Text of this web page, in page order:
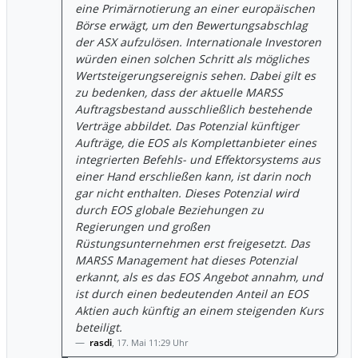
Effektorsystems aus einer Hand
erschließen kann, ist darin noch gar
nicht enthalten. Dieses Potenzial wird
durch EOS globale Beziehungen zu
Regierungen und großen
Rüstungsunternehmen erst freigesetzt.
Das MARSS Management hat dieses
Potenzial erkannt, als es das EOS
Angebot annahm, und ist durch einen
bedeutenden Anteil an EOS Aktien auch
künftig an einem steigenden Kurs
beteiligt.
eine Primärnotierung an einer europäischen
Börse erwägt, um den Bewertungsabschlag
der ASX aufzulösen. Internationale Investoren
würden einen solchen Schritt als mögliches
Wertsteigerungsereignis sehen. Dabei gilt es
zu bedenken, dass der aktuelle MARSS
Auftragsbestand ausschließlich bestehende
Verträge abbildet. Das Potenzial künftiger
Aufträge, die EOS als Komplettanbieter eines
integrierten Befehls- und Effektorsystems aus
einer Hand erschließen kann, ist darin noch
gar nicht enthalten. Dieses Potenzial wird
durch EOS globale Beziehungen zu
Regierungen und großen
Rüstungsunternehmen erst freigesetzt. Das
MARSS Management hat dieses Potenzial
erkannt, als es das EOS Angebot annahm, und
ist durch einen bedeutenden Anteil an EOS
Aktien auch künftig an einem steigenden Kurs
beteiligt.
rasdi, 17. Mai 11:29 Uhr